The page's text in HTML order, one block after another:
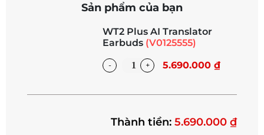
Sản phẩm của bạn
WT2 Plus AI Translator
Earbuds (V0125555)
5.690.000 ₫
Thành tiền: 5.690.000 ₫